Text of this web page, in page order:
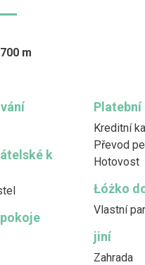
700 m
Kreditní
Převod
Hotovost
k
Łóżko
Vlastní
jiní
Zahrada